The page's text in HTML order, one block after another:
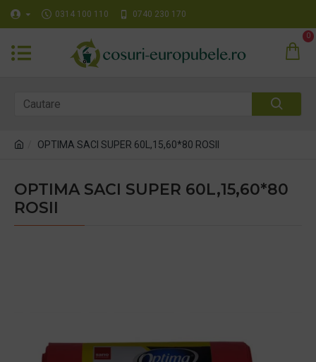
0314 100 110 0740 230 170
0
OPTIMA SACI SUPER 60L,15,60*80 ROSII
OPTIMA SACI SUPER 60L,15,60*80
ROSII